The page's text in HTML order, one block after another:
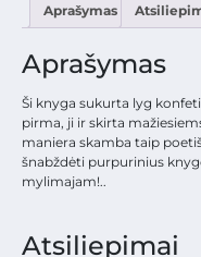
Aprašymas
Aprašymas
Ši knyga sukurta lyg
pirma, ji ir skirta
maniera skamba taip
šnabždėti purpurinius
mylimajam!..
Atsiliepimai